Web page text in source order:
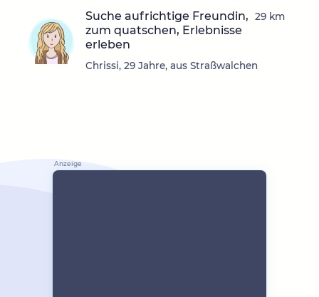
Suche aufrichtige Freundin,
zum quatschen, Erlebnisse
erleben
Chrissi, 29 Jahre, aus Straßwalchen
29 km